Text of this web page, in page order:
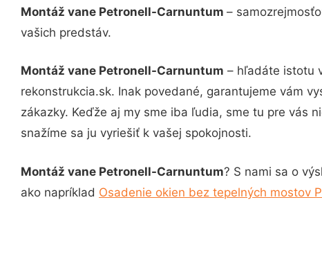
Montáž vane Petronell-Carnuntum –
vašich predstáv.
Montáž vane Petronell-Carnuntum – hľadáte istotu
rekonstrukcia.sk. Inak povedané, garantujeme vám
zákazky. Keďže aj my sme iba ľudia, sme tu pre vás
snažíme sa ju vyriešiť k vašej spokojnosti.
Montáž vane Petronell-Carnuntum? S nami sa o
ako napríklad Osadenie okien bez tepelných mostov